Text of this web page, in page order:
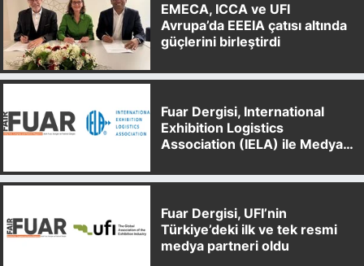
EMECA, ICCA ve UFI
Avrupa’da EEEIA çatısı altında
güçlerini birleştirdi
Fuar Dergisi, International
Exhibition Logistics
Association (IELA) ile Medya
Fuar Dergisi, UFI’nin
Türkiye’deki ilk ve tek resmi
medya partneri oldu